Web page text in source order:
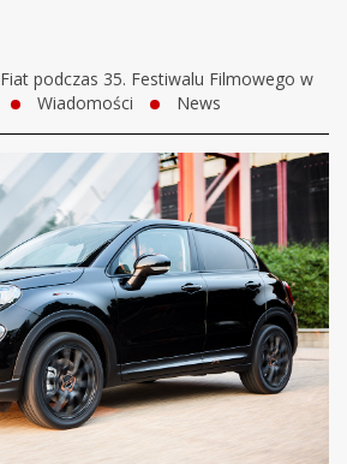
Fiat podczas 35. Festiwalu Filmowego w
Wiadomości News